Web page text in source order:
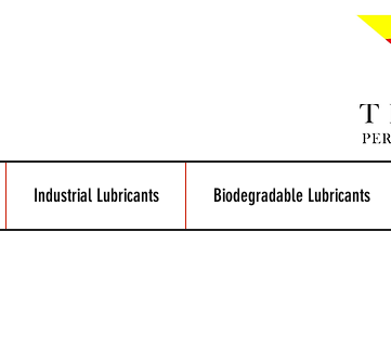
Industrial Lubricants Biodegradable Lubricants